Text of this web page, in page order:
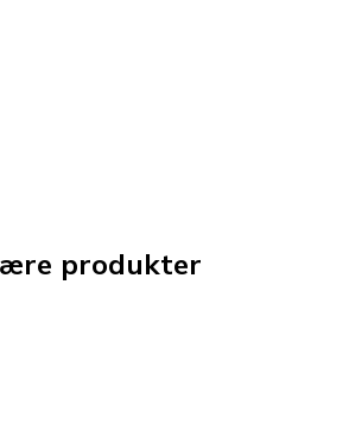
produkter